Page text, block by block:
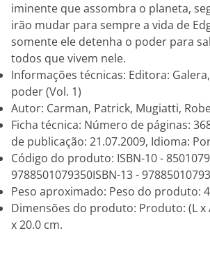
iminente que assombra o planeta,
irão mudar para sempre a vida de
somente ele detenha o poder para
todos que vivem nele.
Informações técnicas: Editora:
poder (Vol. 1)
Autor: Carman, Patrick, Mugiatti,
Ficha técnica: Número de páginas:
de publicação: 21.07.2009, Idioma:
Código do produto: ISBN-10 -
9788501079350ISBN-13 -
Peso aproximado: Peso do produto:
Dimensões do produto: Produto: (L x
x 20.0 cm.